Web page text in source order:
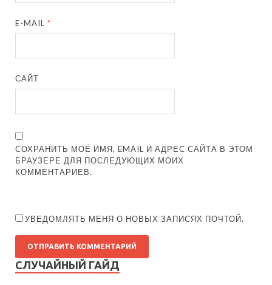
E-MAIL*
САЙТ
СОХРАНИТЬ МОЁ ИМЯ, EMAIL И АДРЕС САЙТА В ЭТОМ
БРАУЗЕРЕ ДЛЯ ПОСЛЕДУЮЩИХ МОИХ
КОММЕНТАРИЕВ.
УВЕДОМЛЯТЬ МЕНЯ О НОВЫХ ЗАПИСЯХ ПОЧТОЙ.
СЛУЧАЙНЫЙ ГАЙД